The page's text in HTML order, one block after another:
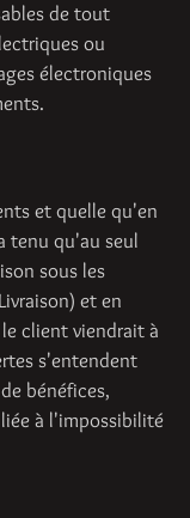
de tout
ou
électroniques
et quelle qu'en
tenu qu'au seul
sous les
et en
client viendrait à
s'entendent
bénéfices,
à l'impossibilité